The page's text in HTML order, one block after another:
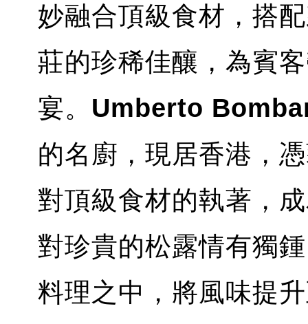
妙融合頂級食材，搭
莊的珍稀佳釀，為賓
宴。 Umberto
的名廚，現居香港，
對頂級食材的執著，
對珍貴的松露情有獨
料理之中，將風味提